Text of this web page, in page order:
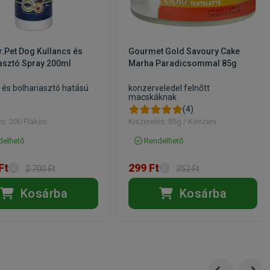
Dog Kullancs és
Spray 200ml
és bolhariasztó hatású
200 Flakon
2 700 Ft
Kosárba
Gourmet Gold Savoury Cake
Marha Paradicsommal 85g
konzerveledel felnőtt
macskáknak
(4)
Kiszerelés: 85g / Konzerv
Rendelhető
299 Ft 352 Ft
Kosárba